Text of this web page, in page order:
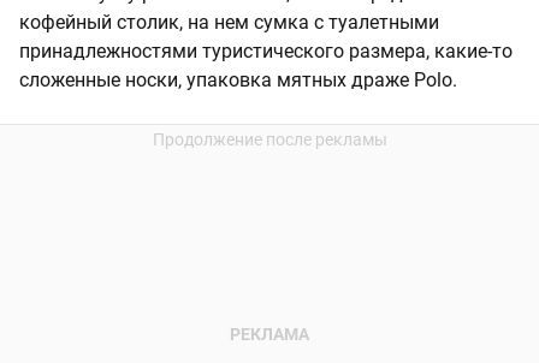
кофейный столик, на нем сумка с туалетными
принадлежностями туристического размера, какие-то
сложенные носки, упаковка мятных драже Polo.